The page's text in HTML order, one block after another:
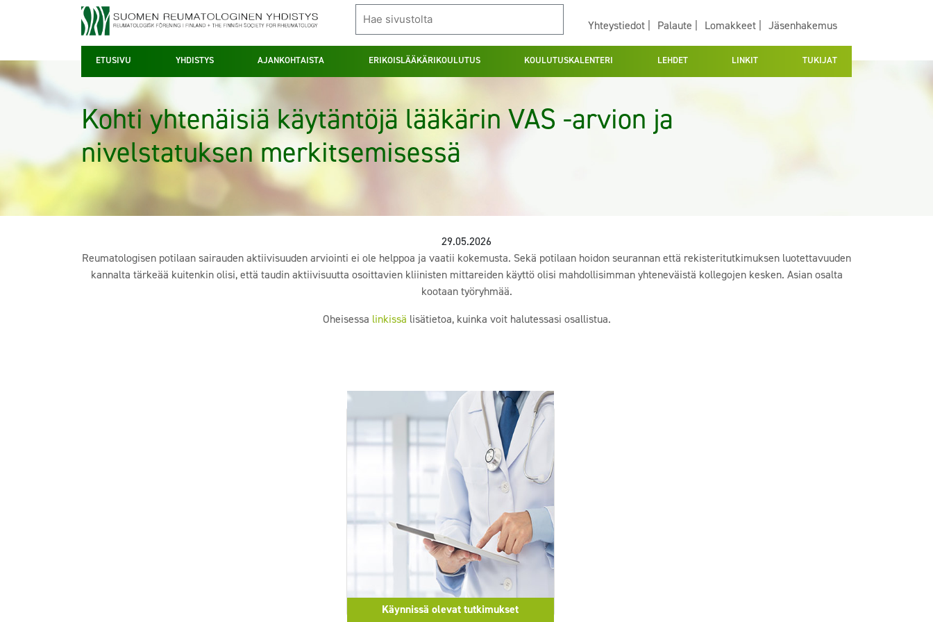
Yhteystiedot | Palaute | Lomakkeet | Jäsenhakemus
ETUSIVU YHDISTYS AJANKOHTAISTA ERIKOISLÄÄKÄRIKOULUTUS KOULUTUSKALENTERI LEHDET LINKIT TUKIJAT
Kohti yhtenäisiä käytäntöjä lääkärin VAS -arvion ja
nivelstatuksen merkitsemisessä
29.05.2026
Reumatologisen potilaan sairauden aktiivisuuden arviointi ei ole helppoa ja vaatii kokemusta. Sekä potilaan hoidon seurannan että rekisteritutkimuksen luotettavuuden
kannalta tärkeää kuitenkin olisi, että taudin aktiivisuutta osoittavien kliinisten mittareiden käyttö olisi mahdollisimman yhteneväistä kollegojen kesken. Asian osalta
kootaan työryhmää.
Oheisessa linkissä lisätietoa, kuinka voit halutessasi osallistua.
Käynnissä olevat tutkimukset